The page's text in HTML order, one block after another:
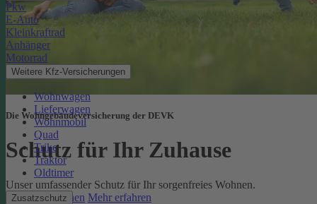
Pkw
E-Auto
Kleinkraftrad
Anhänger
Motorrad
Weitere Kfz-Versicherungen
Wohnwagen
Lieferwagen
Wohnmobil
Quad
Trike
Traktor
Oldtimer
Zusatzschutz
Die Wohngebäudeversicherung der DEVK
Schutz für Ihr Zuhause
Unser umfassender Schutz für Ihr sorgenfreies Wohnen.
Online berechnen Mehr erfahren